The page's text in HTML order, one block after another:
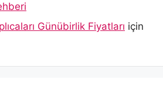
Günübirlik Fiyatları için